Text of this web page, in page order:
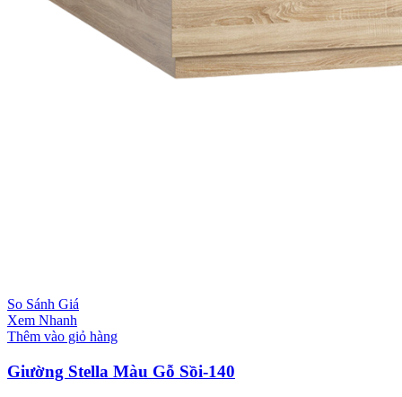
So Sánh Giá
Xem Nhanh
Thêm vào giỏ hàng
Giường Stella Màu Gỗ Sồi-140